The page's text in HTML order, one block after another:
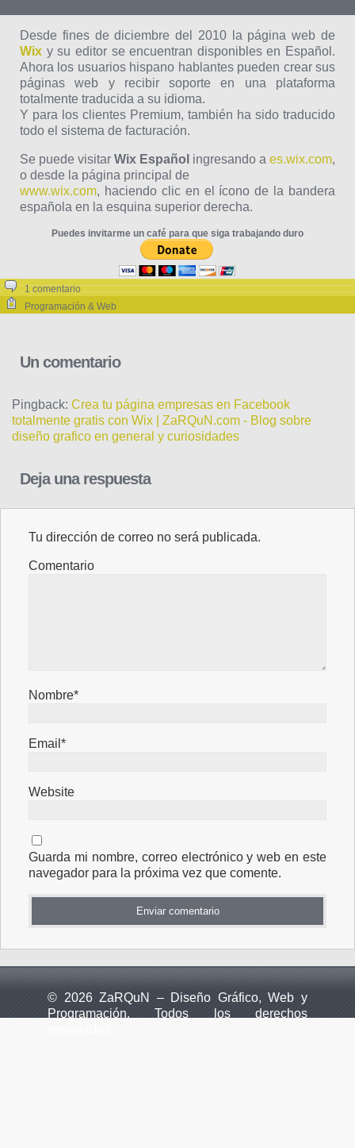
Desde fines de diciembre del 2010 la página web de
Wix y su editor se encuentran disponibles en Español.
Ahora los usuarios hispano hablantes pueden crear sus
páginas web y recibir soporte en una plataforma
totalmente traducida a su idioma.
Y para los clientes Premium, también ha sido traducido
todo el sistema de facturación.
Se puede visitar Wix Español ingresando a es.wix.com,
o desde la página principal de
www.wix.com, haciendo clic en el ícono de la bandera
española en la esquina superior derecha.
Puedes invitarme un café para que siga trabajando duro
1 comentario
Programación & Web
Un comentario
Pingback: Crea tu página empresas en Facebook
totalmente gratis con Wix | ZaRQuN.com - Blog sobre
diseño grafico en general y curiosidades
Deja una respuesta
Tu dirección de correo no será publicada.
Comentario
Nombre*
Email*
Website
Guarda mi nombre, correo electrónico y web en este
navegador para la próxima vez que comente.
© 2026 ZaRQuN – Diseño Gráfico, Web y
Programación. Todos los derechos